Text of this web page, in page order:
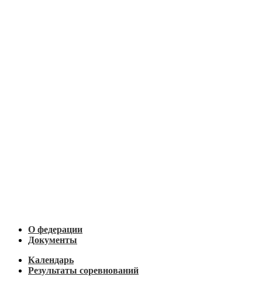
О федерации
Документы
Календарь
Результаты соревнований